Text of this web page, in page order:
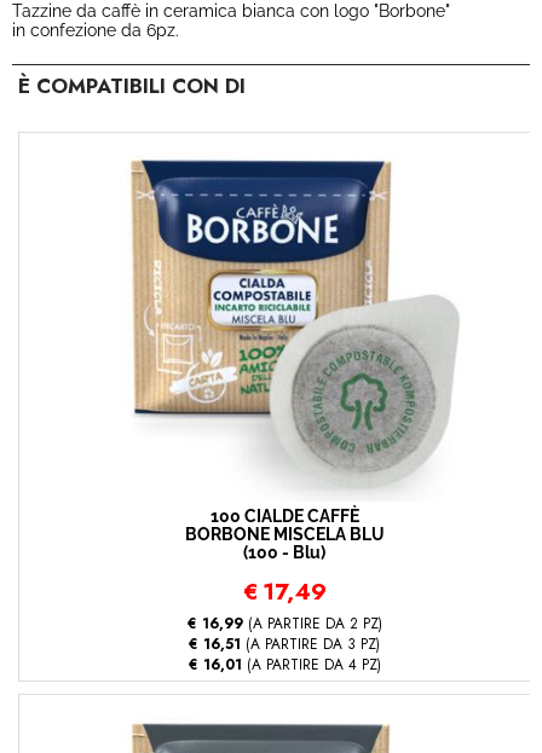
Tazzine da caffè in ceramica bianca con logo "Borbone"
in confezione da 6pz.
È COMPATIBILI CON DI
100 CIALDE CAFFÈ
BORBONE MISCELA BLU
(100 - Blu)
€ 17,49
€ 16,99(A PARTIRE DA 2 PZ)
€ 16,51 (A PARTIRE DA 3 PZ)
€ 16,01 (A PARTIRE DA 4 PZ)